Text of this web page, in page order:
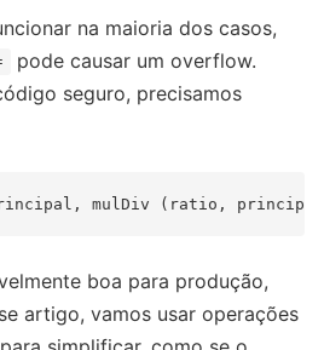
na maioria dos casos,
pode causar um overflow.
seguro, precisamos
boa para produção,
artigo, vamos usar operações